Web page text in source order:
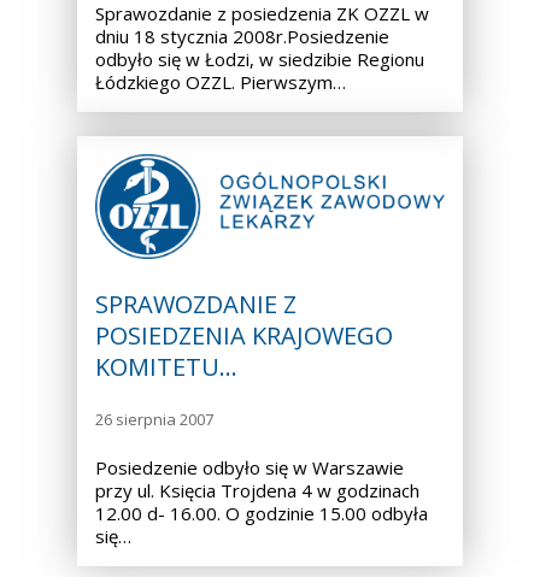
Sprawozdanie z posiedzenia ZK OZZL w
dniu 18 stycznia 2008r.Posiedzenie
odbyło się w Łodzi, w siedzibie Regionu
Łódzkiego OZZL. Pierwszym…
SPRAWOZDANIE Z
POSIEDZENIA KRAJOWEGO
KOMITETU…
26 sierpnia 2007
Posiedzenie odbyło się w Warszawie
przy ul. Księcia Trojdena 4 w godzinach
12.00 d- 16.00. O godzinie 15.00 odbyła
się…